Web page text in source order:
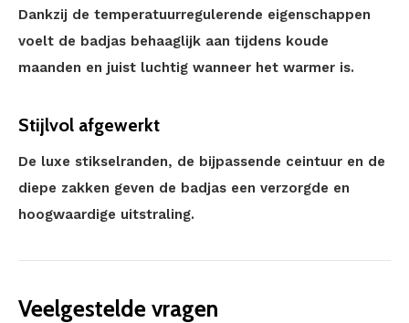
Dankzij de temperatuurregulerende eigenschappen
voelt de badjas behaaglijk aan tijdens koude
maanden en juist luchtig wanneer het warmer is.
Stijlvol afgewerkt
De luxe stikselranden, de bijpassende ceintuur en de
diepe zakken geven de badjas een verzorgde en
hoogwaardige uitstraling.
Veelgestelde vragen